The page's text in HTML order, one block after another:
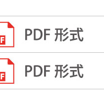
デザイン集・書体
デザイン集活用方法
原稿用紙の書き方
デザインの送り方
注文書・原稿用紙のダウンロ